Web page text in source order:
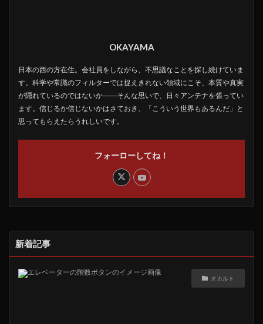
OKAYAMA
日本の西の方在住。会社員をしながら、不思議なことを探し続けていま
す。科学や常識のフィルターでは捉えきれない領域にこそ、本質や真実
が隠れているのではないか――そんな思いで、日々アンテナを張ってい
ます。信じるか信じないかはさておき、「こういう世界もあるんだ」と
思ってもらえたらうれしいです。
フォーローしてね！
新着記事
オカルト